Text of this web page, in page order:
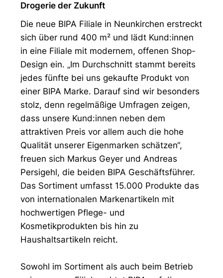
Drogerie der Zukunft
Die neue BIPA Filiale in Neunkirchen erstreckt
sich über rund 400 m² und lädt Kund:innen
in eine Filiale mit modernem, offenen Shop-
Design ein. „Im Durchschnitt stammt bereits
jedes fünfte bei uns gekaufte Produkt von
einer BIPA Marke. Darauf sind wir besonders
stolz, denn regelmäßige Umfragen zeigen,
dass unsere Kund:innen neben dem
attraktiven Preis vor allem auch die hohe
Qualität unserer Eigenmarken schätzen“,
freuen sich Markus Geyer und Andreas
Persigehl, die beiden BIPA Geschäftsführer.
Das Sortiment umfasst 15.000 Produkte das
von internationalen Markenartikeln mit
hochwertigen Pflege- und
Kosmetikprodukten bis hin zu
Haushaltsartikeln reicht.
Sowohl im Sortiment als auch beim Betrieb